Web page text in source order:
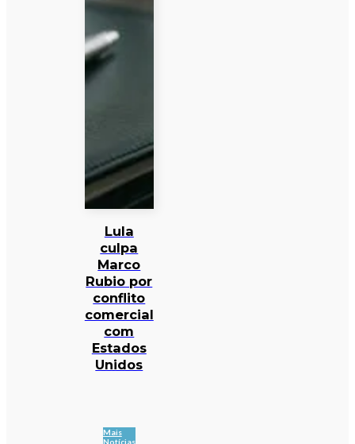
Lula
culpa
Marco
Rubio por
conflito
comercial
com
Estados
Unidos
Mais
Notícias